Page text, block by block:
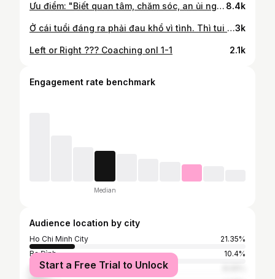
Ưu điểm: "Biết quan tâm, chăm sóc, an ủi người khác." Nhược điểm: "Không biết an ủi, quan tâm chính bản thân mình." 8.4k
Ở cái tuổi đáng ra phải đau khổ vì tình. Thì tui đau lại đau mỏi vai gáy .3k
Left or Right ??? Coaching onl 1-1 2.1k
Engagement rate benchmark
Median
Audience location by city
Ho Chi Minh City
21.35%
Ba Đình
10.4%
Bangkok
Start a Free Trial to Unlock